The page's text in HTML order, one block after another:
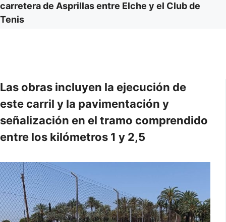
carretera de Asprillas entre Elche y el Club de
Tenis
Las obras incluyen la ejecución de
este carril y la pavimentación y
señalización en el tramo comprendido
entre los kilómetros 1 y 2,5